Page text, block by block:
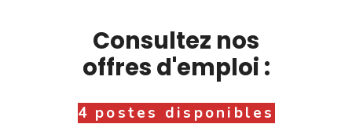
Consultez nos
offres d'emploi :
4 postes disponibles